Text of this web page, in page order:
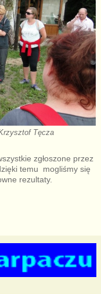
Tęcza
zgłoszone przez
temu mogliśmy się
rezultaty.